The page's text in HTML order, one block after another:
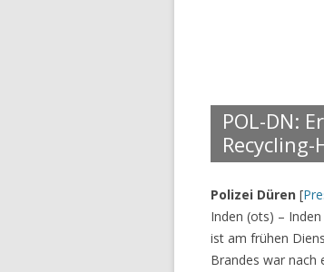
POL-DN:
Polizei Düren [
Inden (ots) –
ist am frühen
Brandes war nach